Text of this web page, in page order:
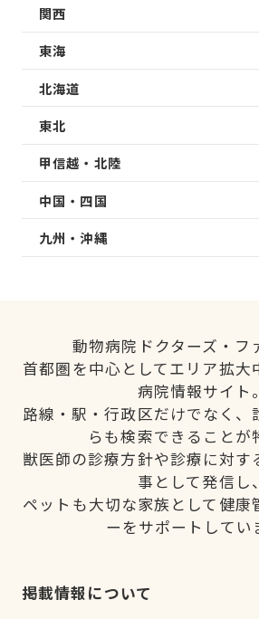
関西
東海
北海道
東北
甲信越・北陸
中国・四国
九州・沖縄
動物病院ドクターズ・フ
首都圏を中心としてエリア拡大
病院情報サイト。
路線・駅・行政区だけでなく、
らも検索できることが
獣医師の診療方針や診療に対す
事として発信し、
ペットも大切な家族として健康
ーをサポートしてい
掲載情報について